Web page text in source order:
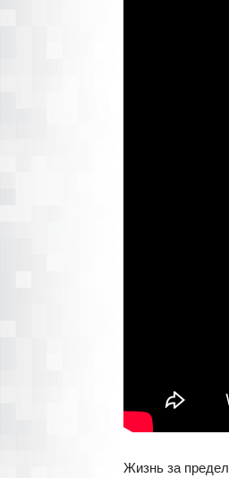
Жизнь за